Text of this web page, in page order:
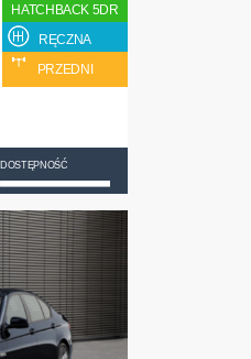
HATCHBACK 5DR
RĘCZNA
PRZEDNI
DOSTĘPNOŚĆ